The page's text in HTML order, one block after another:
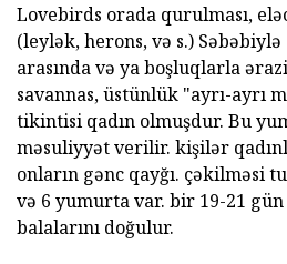
Lovebirds orada qurulması,
(leylək, herons, və s.)
arasında və ya boşluqlarla
savannas, üstünlük "ayrı-ayrı
tikintisi qadın olmuşdur. Bu
məsuliyyət verilir. kişilər
onların gənc qayğı. çəkilməsi
və 6 yumurta var. bir 19-21
balalarını doğulur.